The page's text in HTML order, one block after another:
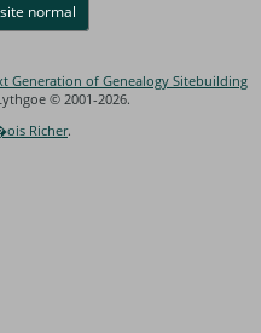
normal
Generation of Genealogy Sitebuilding
© 2001-2026.
Richer.